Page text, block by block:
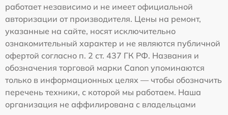
работает независимо и не имеет официальной
авторизации от производителя. Цены на ремонт,
указанные на сайте, носят исключительно
ознакомительный характер и не являются публичной
офертой согласно п. 2 ст. 437 ГК РФ. Названия и
обозначения торговой марки Canon упоминаются
только в информационных целях — чтобы обозначить
перечень техники, с которой мы работаем. Наша
организация не аффилирована с владельцами